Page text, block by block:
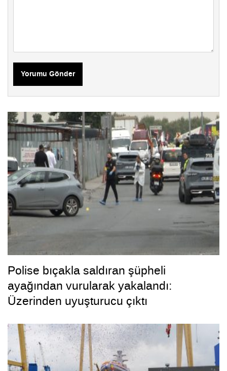
Yorumu Gönder
Polise bıçakla saldıran şüpheli
ayağından vurularak yakalandı:
Üzerinden uyuşturucu çıktı